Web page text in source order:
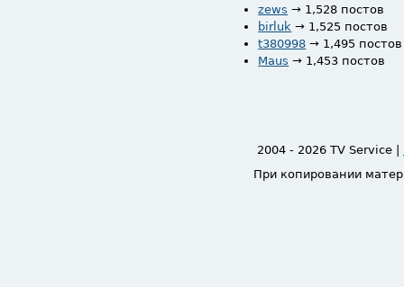
zews → 1,528 постов
birluk → 1,525 постов
t380998 → 1,495 постов
Maus → 1,453 постов
2004 - 2026 TV Service |
При копировании